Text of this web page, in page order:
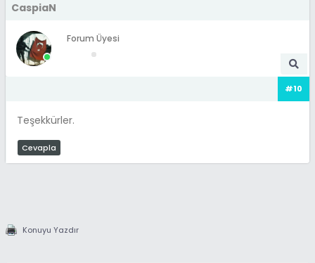
CaspiaN
Forum Üyesi
#10
Teşekkürler.
Cevapla
Konuyu Yazdır